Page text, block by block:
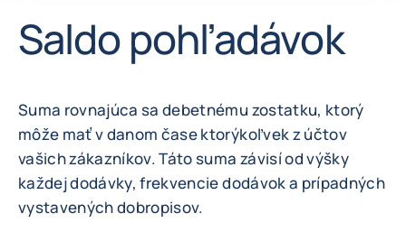
Saldo pohľadávok
Suma rovnajúca sa debetnému zostatku, ktorý
môže mať v danom čase ktorýkoľvek z účtov
vašich zákazníkov. Táto suma závisí od výšky
každej dodávky, frekvencie dodávok a prípadných
vystavených dobropisov.